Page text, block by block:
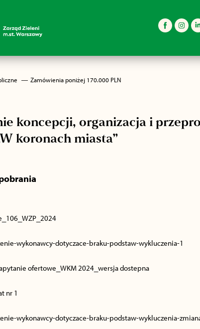
― Zamówienia poniżej 170.000 PLN
koncepcji, organizacja i
koronach miasta”
wykonawcy-dotyczace-braku-podstaw-wykluczenia-1
ofertowe_WKM 2024_wersja dostepna
nr 1
wykonawcy-dotyczace-braku-podstaw-wykluczenia-